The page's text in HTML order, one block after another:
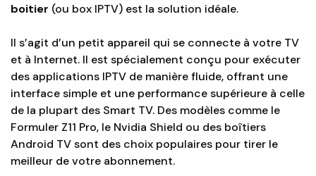
boitier (ou box IPTV) est la solution idéale.
Il s’agit d’un petit appareil qui se connecte à votre TV
et à Internet. Il est spécialement conçu pour exécuter
des applications IPTV de manière fluide, offrant une
interface simple et une performance supérieure à celle
de la plupart des Smart TV. Des modèles comme le
Formuler Z11 Pro, le Nvidia Shield ou des boîtiers
Android TV sont des choix populaires pour tirer le
meilleur de votre abonnement.